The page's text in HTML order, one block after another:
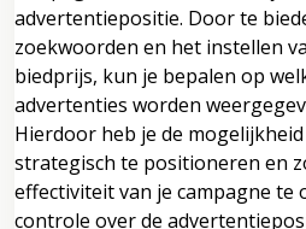
advertentiepositie. Door te
zoekwoorden en het instellen
biedprijs, kun je bepalen op
advertenties worden
Hierdoor heb je de
strategisch te positioneren en
effectiviteit van je campagne te
controle over de